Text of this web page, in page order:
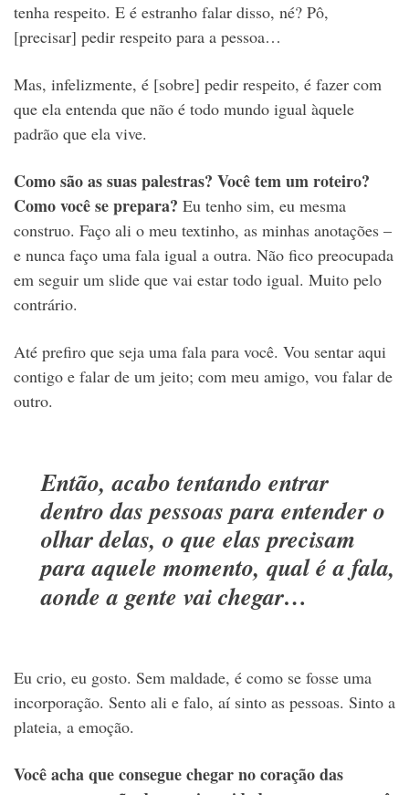
tenha respeito. E é estranho falar disso, né? Pô,
[precisar] pedir respeito para a pessoa…
Mas, infelizmente, é [sobre] pedir respeito, é fazer com
que ela entenda que não é todo mundo igual àquele
padrão que ela vive.
Como são as suas palestras? Você tem um roteiro?
Como você se prepara? Eu tenho sim, eu mesma
construo. Faço ali o meu textinho, as minhas anotações –
e nunca faço uma fala igual a outra. Não fico preocupada
em seguir um slide que vai estar todo igual. Muito pelo
contrário.
Até prefiro que seja uma fala para você. Vou sentar aqui
contigo e falar de um jeito; com meu amigo, vou falar de
outro.
Então, acabo tentando entrar
dentro das pessoas para entender o
olhar delas, o que elas precisam
para aquele momento, qual é a fala,
aonde a gente vai chegar…
Eu crio, eu gosto. Sem maldade, é como se fosse uma
incorporação. Sento ali e falo, aí sinto as pessoas. Sinto a
plateia, a emoção.
Você acha que consegue chegar no coração das